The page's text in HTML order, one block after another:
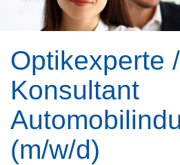
Optikexperte
Konsultant
(m/w/d)